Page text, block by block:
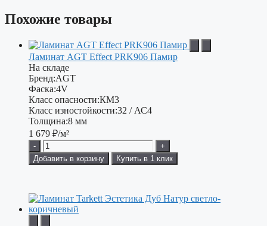
Похожие товары
Ламинат AGT Effect PRK906 Памир
На складе
Бренд:AGT
Фаска:4V
Класс опасности:КМ3
Класс изностойкости:32 / АС4
Толщина:8 мм
1 679 ₽/м²
-
+
Добавить в корзину
Купить в 1 клик